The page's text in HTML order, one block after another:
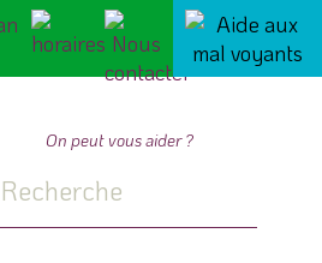
On peut vous aider ?